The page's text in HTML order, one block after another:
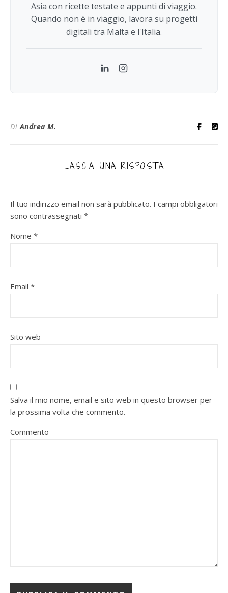
Asia con ricette testate e appunti di viaggio.
Quando non è in viaggio, lavora su progetti
digitali tra Malta e l'Italia.
LinkedInInstagram
DiAndrea M.
LASCIA UNA RISPOSTA
Il tuo indirizzo email non sarà pubblicato. I campi obbligatori
sono contrassegnati *
Nome *
Email *
Sito web
Salva il mio nome, email e sito web in questo browser per
la prossima volta che commento.
Commento